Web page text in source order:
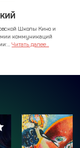
Школы Кино и
коммуникаций
Читать далее...